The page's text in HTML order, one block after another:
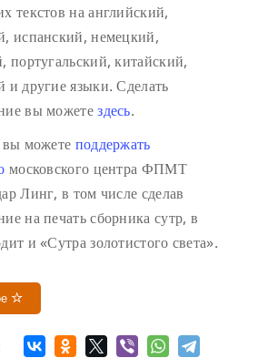
текстов на английский,
испанский, немецкий,
португальский, китайский,
и другие языки. Сделать
вы можетездесь.
можете поддержать
московского центра ФПМТ
Линг, в том числе сделав
на печать сборника сутр, в
и «Сутра золотистого света».